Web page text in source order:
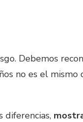
Debemos
no es el mismo
diferencias,